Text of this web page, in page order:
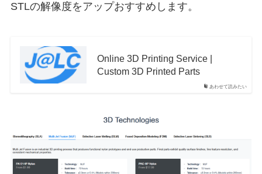
STLの解像度をアップおすすめします。
あわせて読みたい
Online 3D Printing Service |
Custom 3D Printed Parts